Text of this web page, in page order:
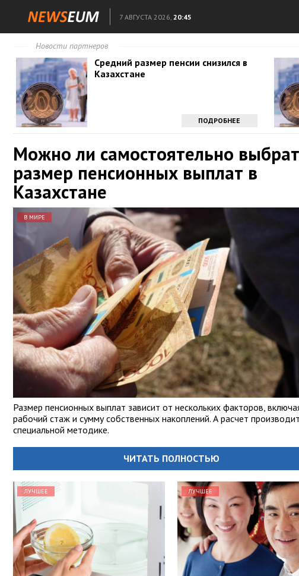
7 АВГУСТА 2026, 20:45
Новости партнеров
Средний размер пенсии снизился в
Казахстане
ПОДРОБНЕЕ
Можно ли самостоятельно
размер пенсионных выплат в
Казахстане
В МИРЕ
Размер пенсионных выплат зависит от нескольких факторов,
рабочий стаж и сумму собственных накоплений. А расчет
специальной методике.
ЧИТАТЬ ПОЛНОСТЬЮ
ЛУЧШЕЕ ЛУЧШЕЕ